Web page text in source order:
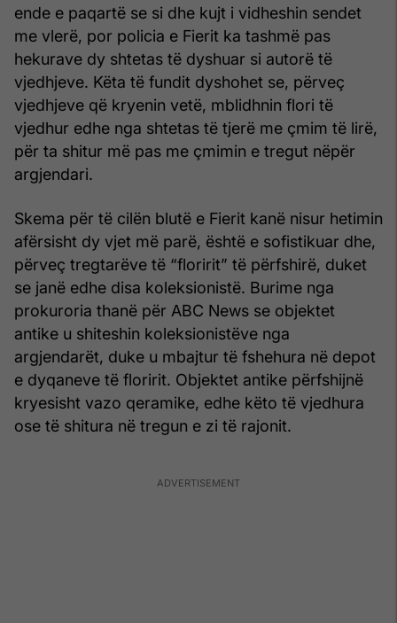
ende e paqartë se si dhe kujt i vidheshin sendet
me vlerë, por policia e Fierit ka tashmë pas
hekurave dy shtetas të dyshuar si autorë të
vjedhjeve. Këta të fundit dyshohet se, përveç
vjedhjeve që kryenin vetë, mblidhnin flori të
vjedhur edhe nga shtetas të tjerë me çmim të lirë,
për ta shitur më pas me çmimin e tregut nëpër
argjendari.
Skema për të cilën blutë e Fierit kanë nisur hetimin
afërsisht dy vjet më parë, është e sofistikuar dhe,
përveç tregtarëve të “floririt” të përfshirë, duket
se janë edhe disa koleksionistë. Burime nga
prokuroria thanë për ABC News se objektet
antike u shiteshin koleksionistëve nga
argjendarët, duke u mbajtur të fshehura në depot
e dyqaneve të floririt. Objektet antike përfshijnë
kryesisht vazo qeramike, edhe këto të vjedhura
ose të shitura në tregun e zi të rajonit.